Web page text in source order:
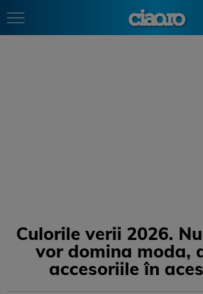
Culorile verii 2026.
vor domina moda,
accesoriile în